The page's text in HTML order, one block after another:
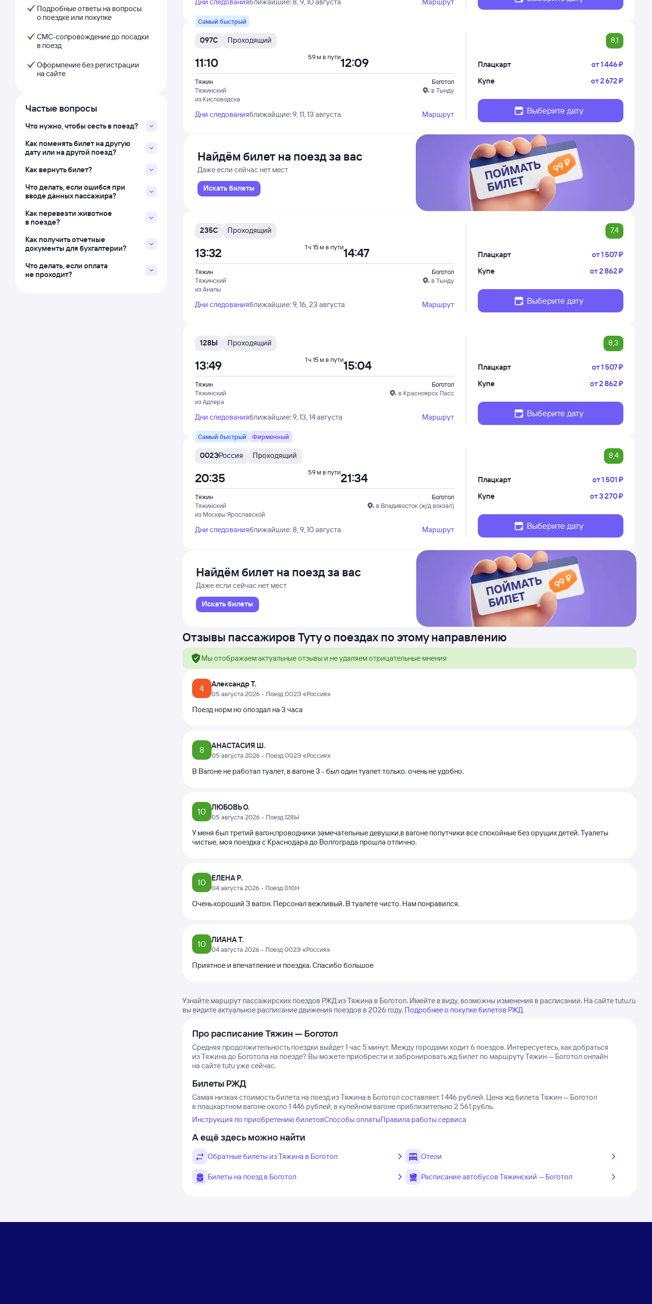
Подробные ответы на вопросы
о поездке или покупке
СМС-сопровождение до посадки
в поезд
Оформление без регистрации
на сайте
Частые вопросы
Что нужно, чтобы сесть в поезд?
Как поменять билет на другую
дату или на другой поезд?
Как вернуть билет?
Что делать, если ошибся при
вводе данных пассажира?
Как перевезти животное
в поезде?
Как получить отчетные
документы для бухгалтерии?
Что делать, если оплата
не проходит?
Самый быстрый
097С Проходящий 8,1
Тяжин
Тяжинский
из Кисловодска
Боготол
в Тынду
11:10 12:09
59 м в пути
Дни следованияближайшие: 9, 11, 13 августа Маршрут
Плацкарт от1 ⁠446 ⁠₽
Купе
от2 ⁠672 ⁠₽
Выберите дату
Найдём билет на поезд за вас
Даже если сейчас нет мест
Искать билеты
235С Проходящий 7,4
Тяжин
Тяжинский
из Анапы
Боготол
в Тынду
13:32 14:47
1 ч 15 м в пути
Дни следованияближайшие: 9, 16, 23 августа Маршрут
Плацкарт от1 ⁠507 ⁠₽
Купе
от2 ⁠862 ⁠₽
Выберите дату
128Ы Проходящий 8,3
Тяжин
Тяжинский
из Адлера
Боготол
в Красноярск Пасс
13:49 15:04
1 ч 15 м в пути
Дни следованияближайшие: 9, 13, 14 августа Маршрут
Плацкарт от1 ⁠507 ⁠₽
Купе
от2 ⁠862 ⁠₽
Выберите дату
Самый быстрый Фирменный
002ЭРоссия Проходящий 8,4
Тяжин
Тяжинский
из Москвы Ярославской
Боготол
в Владивосток (ж/д вокзал)
20:35 21:34
59 м в пути
Дни следованияближайшие: 8, 9, 10 августа Маршрут
Плацкарт от1 ⁠501 ⁠₽
Купе
от3 ⁠270 ⁠₽
Выберите дату
Найдём билет на поезд за вас
Даже если сейчас нет мест
Искать билеты
Отзывы пассажиров Туту о поездах по этому направлению
Мы отображаем актуальные отзывы и не удаляем отрицательные мнения
4 Александр Т.
05 августа 2026 • Поезд 002Э «Россия»
Поезд норм но опоздал на 3 часа
8 АНАСТАСИЯ Ш.
05 августа 2026 • Поезд 002Э «Россия»
В Вагоне не работал туалет, в вагоне 3 - был один туалет только. очень не удобно.
10 ЛЮБОВЬ О.
05 августа 2026 • Поезд 128Ы
У меня был третий вагон,проводники замечательные девушки,в вагоне попутчики все спокойные без орущих детей. Туалеты
чистые, моя поездка с Краснодара до Волгограда прошла отлично.
10 ЕЛЕНА Р.
04 августа 2026 • Поезд 010Н
Очень хороший 3 вагон. Персонал вежливый. В туалете чисто. Нам понравился.
10 ЛИАНА Т.
04 августа 2026 • Поезд 002Э «Россия»
Приятное и впечатление и поездка. Спасибо большое
Узнайте маршрут пассажирских поездов РЖД из Тяжина в Боготол. Имейте в виду, возможны изменения в расписании. На сайте tutu.ru
вы видите актуальное расписание движения поездов в 2026 году. Подробнее о покупке билетов РЖД
Про расписание Тяжин — Боготол
Средняя продолжительность поездки выйдет 1 час 5 минут. Между городами ходит 6 поездов. Интересуетесь, как добраться
из Тяжина до Боготола на поезде? Вы можете приобрести и забронировать жд билет по маршруту Тяжин — Боготол онлайн
на сайте tutu уже сейчас.
Билеты РЖД
Самая низкая стоимость билета на поезд из Тяжина в Боготол составляет 1 446 рублей. Цена жд билета Тяжин — Боготол
в плацкартном вагоне около 1 446 рублей, в купейном вагоне приблизительно 2 561 рубль.
Инструкция по приобретению билетовСпособы оплатыПравила работы сервиса
А ещё здесь можно найти
Обратные билеты из Тяжина в Боготол Отели
Билеты на поезд в Боготол Расписание автобусов Тяжинский — Боготол